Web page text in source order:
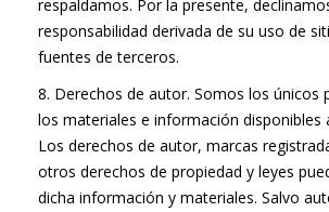
respaldamos. Por la presente,
responsabilidad derivada de su uso de
fuentes de terceros.
8. Derechos de autor. Somos los únicos
los materiales e información disponibles
Los derechos de autor, marcas
otros derechos de propiedad y leyes
dicha información y materiales. Salvo